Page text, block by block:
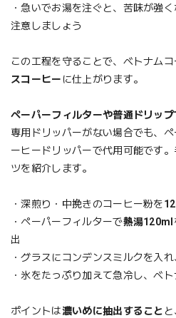
・急いでお湯を注ぐと、苦味が強
注意しましょう
この工程を守ることで、ベトナム
スコーヒー に仕上がります。
ペーパーフィルターや普通ドリッ
専用ドリッパーがない場合でも、
ーヒードリッパーで代用可能です
ツを紹介します。
・深煎り・中挽きのコーヒー粉を
・ペーパーフィルターで熱湯120ml
出
・グラスにコンデンスミルクを入
・氷をたっぷり加えて急冷し、ベ
ポイントは濃いめに抽出すること